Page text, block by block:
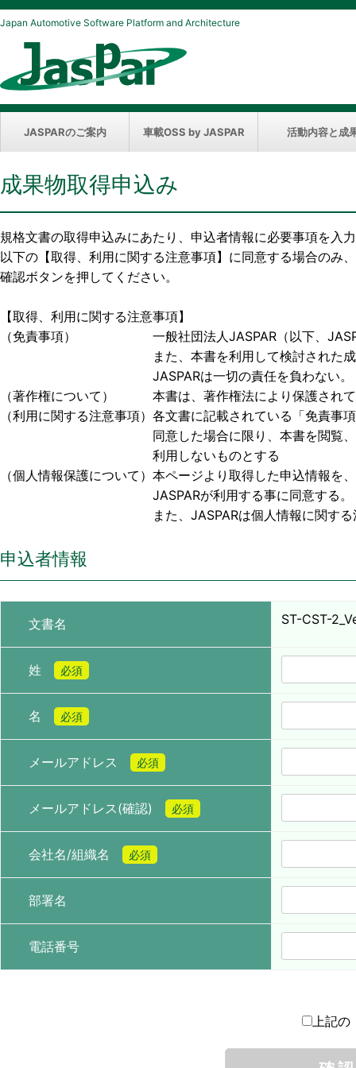
Japan Automotive Software Platform and Architecture
JASPARのご案内 車載OSS by JASPAR 活動内容と成
成果物取得申込み
規格文書の取得申込みにあたり、申込者情報に必要事項を入
以下の【取得、利用に関する注意事項】に同意する場合のみ
確認ボタンを押してください。
【取得、利用に関する注意事項】
（免責事項） 一般社団法人JASPAR（以下、
また、本書を利用して検討された成果物、また
JASPARは一切の責任を負わない。
（著作権について） 本書は、著作権法により保護されて
（利用に関する注意事項）各文書に記載されている「免責
同意した場合に限り、本書を閲覧、利用する
利用しないものとする
（個人情報保護について）本ページより取得した申込情報
JASPARが利用する事に同意する。
また、JASPARは個人情報に関する法令およ
申込者情報
文書名 ST-CST-
姓 必須
名 必須
メールアドレス 必須
メールアドレス(確認) 必須
会社名/組織名 必須
部署名
電話番号
上記の